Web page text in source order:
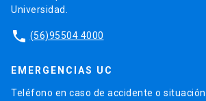
Universidad.
phone (56)95504 4000
EMERGENCIAS UC
Teléfono en caso de accidente o